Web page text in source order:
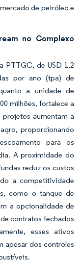
de petróleo e
no Complexo
PTTGC, de USD 1,2
por ano (tpa) de
a unidade de
milhões, fortalece a
projetos aumentam a
proporcionando
para os
A proximidade do
reduz os custos
a competitividade
como o tanque de
a opcionalidade de
contratos fechados
esses ativos
apesar dos controles